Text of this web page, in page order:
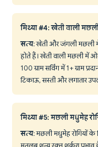
मिथ्या #4: खेती वाली
सत्य: खेती और जंगली मछली में
होते हैं। खेती वाली मछली में
100 ग्राम सर्विंग में 1+ ग्राम
टिकाऊ, सस्ती और लगातार
मिथ्या #5: मछली मधुमेह
सत्य: मछली मधुमेह रोगियों के